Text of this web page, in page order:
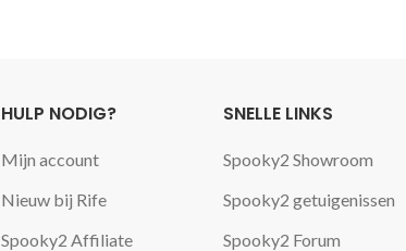
HULP NODIG?
Mijn account
Nieuw bij Rife
Spooky2 Affiliate
SNELLE LINKS
Spooky2 Showroom
Spooky2 getuigenissen
Spooky2 Forum